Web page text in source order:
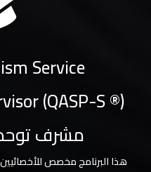
Service
(QASP-S ®)
مشرف
هذا البرنامج مخصص